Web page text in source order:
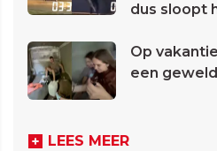
dus sloopt
Op
een
LEES MEER